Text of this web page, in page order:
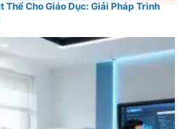
Thể Cho Giáo Dục: Giải Pháp Trình